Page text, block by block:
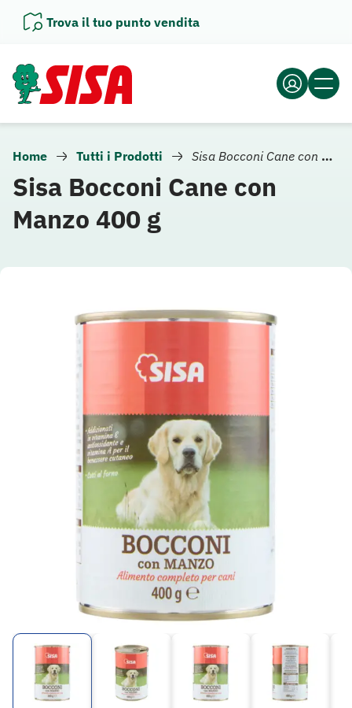
Trova il tuo punto vendita
Home Tutti i Prodotti Sisa Bocconi Cane con Manzo 400 g
Sisa Bocconi Cane con
Manzo 400 g